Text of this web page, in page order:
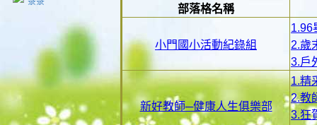
部落格名稱
小門國小活動紀錄組
1.96
2.歲
3.戶
新好教師─健康人生俱樂部
1.精
2.教
3.狂